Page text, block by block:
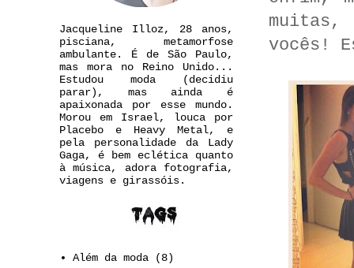
muitas,
vocês!
Jacqueline Illoz, 28 anos,
pisciana, metamorfose
ambulante. É de São Paulo,
mas mora no Reino Unido...
Estudou moda (decidiu
parar), mas ainda é
apaixonada por esse mundo.
Morou em Israel, louca por
Placebo e Heavy Metal, e
pela personalidade da Lady
Gaga, é bem eclética quanto
à música, adora fotografia,
viagens e girassóis.
Além da moda
(8)